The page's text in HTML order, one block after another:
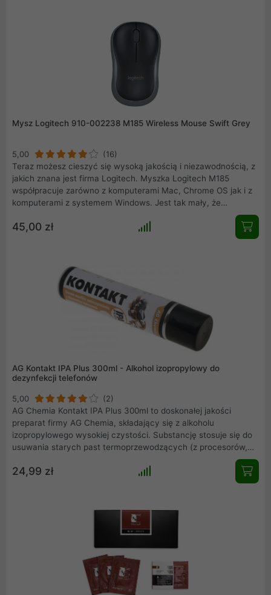
Mysz Logitech 910-002238 M185 Wireless Mouse Swift Grey
5,00
(16)
Teraz możesz cieszyć się wysoką jakością i niezawodnością, z
jakich znana jest firma Logitech. Myszka Logitech M185
współpracuje zarówno z komputerami Mac, Chrome OS jak i z
komputerami z systemem Windows. Jest tak mały, że
wystarczy podłączyć go do portu USB i zapomnieć o nim. Nie
rzuca się w oczy. Koniec zmartwień z powodu zgubionych
45,00 zł
AG Kontakt IPA Plus 300ml - Alkohol izopropylowy do
dezynfekcji telefonów
5,00
(2)
AG Chemia Kontakt IPA Plus 300ml to doskonałej jakości
preparat firmy AG Chemia, składający się z alkoholu
izopropylowego wysokiej czystości. Substancję stosuje się do
usuwania starych past termoprzewodzących (z procesorów,
radiatorów), czyszczenia powierzchni elektronicznych,
urządzeń optycznych, głowic magnetycznych, napędów, płyt
24,99 zł